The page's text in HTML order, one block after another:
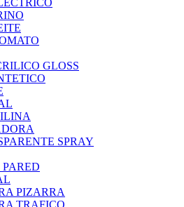
GLOSS
SPRAY
PIZARRA